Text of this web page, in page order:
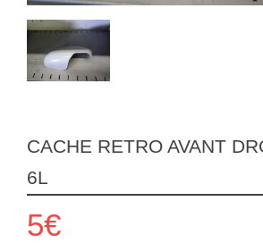
CACHE RETRO AVANT
6L
5€